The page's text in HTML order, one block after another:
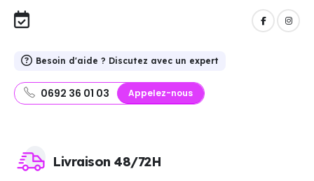
Besoin d'aide ? Discutez avec un expert
0692 36 01 03 Appelez-nous
Livraison 48/72H